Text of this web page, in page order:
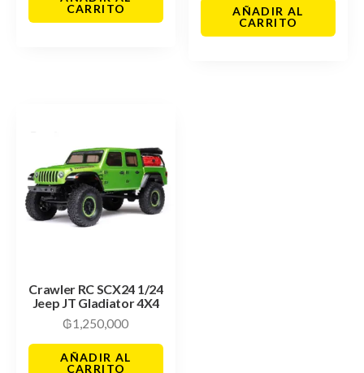
CARRITO
AÑADIR AL
CARRITO
Crawler RC SCX24 1/24
Jeep JT Gladiator 4X4
₲1,250,000
AÑADIR AL
CARRITO